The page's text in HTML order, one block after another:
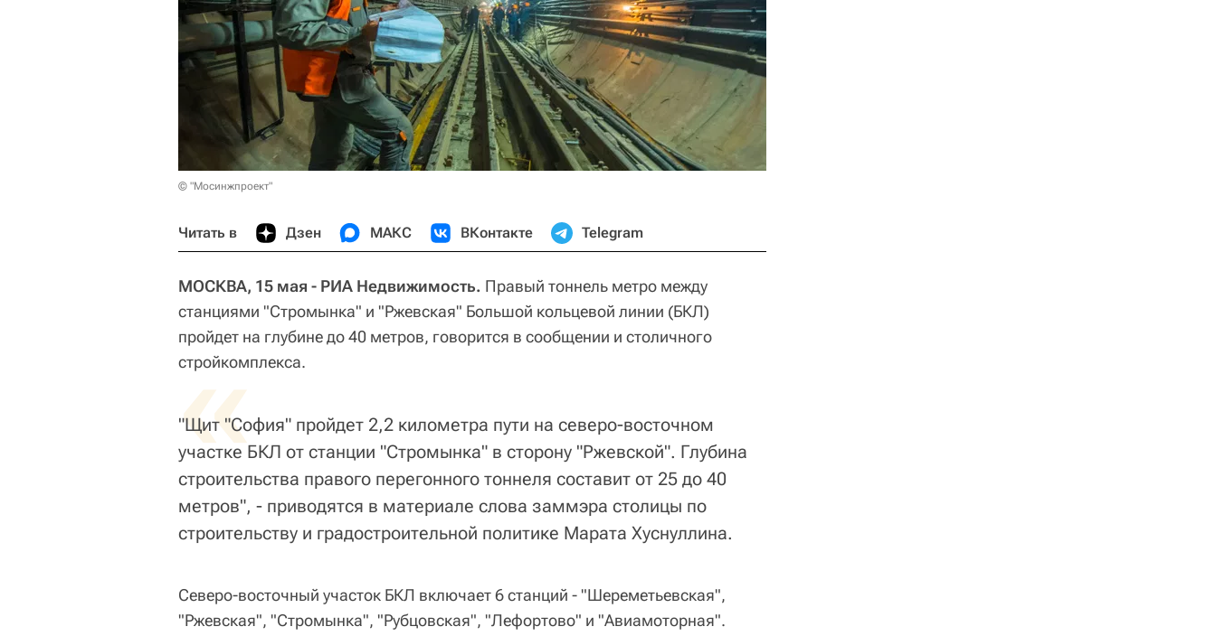
© "Мосинжпроект"
Читать в Дзен МАКС ВКонтакте Telegram
МОСКВА, 15 мая - РИА Недвижимость. Правый тоннель метро между
станциями "Стромынка" и "Ржевская" Большой кольцевой линии (БКЛ)
пройдет на глубине до 40 метров, говорится в сообщении и столичного
стройкомплекса.
«
"Щит "София" пройдет 2,2 километра пути на северо-восточном
участке БКЛ от станции "Стромынка" в сторону "Ржевской". Глубина
строительства правого перегонного тоннеля составит от 25 до 40
метров", - приводятся в материале слова заммэра столицы по
строительству и градостроительной политике Марата Хуснуллина.
Северо-восточный участок БКЛ включает 6 станций - "Шереметьевская",
"Ржевская", "Стромынка", "Рубцовская", "Лефортово" и "Авиамоторная".